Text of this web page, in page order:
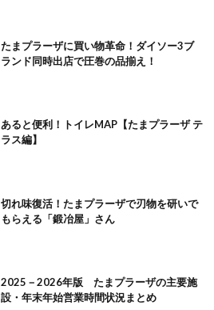
たまプラーザに買い物革命！ダイソー3ブ
ランド同時出店で圧巻の品揃え！
あると便利！トイレMAP【たまプラーザ テ
ラス編】
切れ味復活！たまプラーザで刃物を研いで
もらえる「鍛冶屋」さん
2025－2026年版 たまプラーザの主要施
設・年末年始営業時間状況まとめ